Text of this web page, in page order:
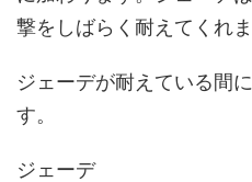
撃をしばらく耐えてくれま
ジェーデが耐えている間
す。
ジェーデ